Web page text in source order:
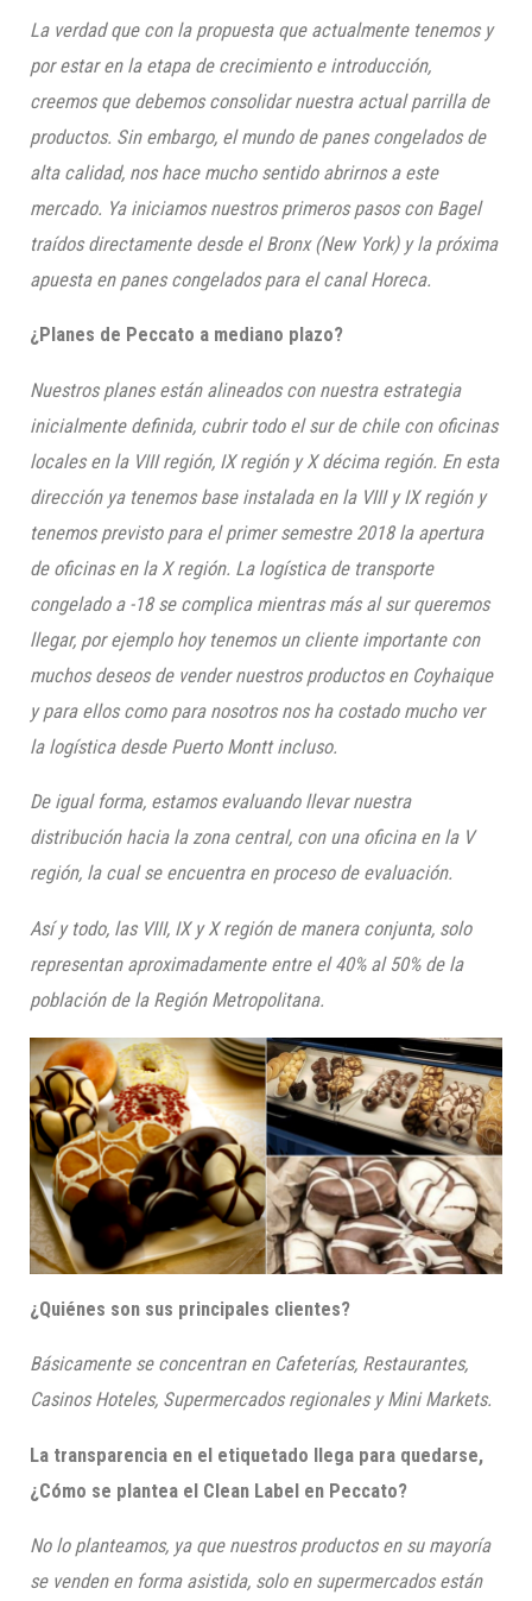
La verdad que con la propuesta que actualmente tenemos y
por estar en la etapa de crecimiento e introducción,
creemos que debemos consolidar nuestra actual parrilla de
productos. Sin embargo, el mundo de panes congelados de
alta calidad, nos hace mucho sentido abrirnos a este
mercado. Ya iniciamos nuestros primeros pasos con Bagel
traídos directamente desde el Bronx (New York) y la próxima
apuesta en panes congelados para el canalHoreca.
¿Planes de Peccato a mediano plazo?
Nuestros planes están alineados con nuestra estrategia
inicialmente definida, cubrir todo el sur de chile con oficinas
locales en la VIII región, IX región y X décima región. En esta
dirección ya tenemos base instalada en la VIII y IX región y
tenemos previsto para el primer semestre 2018 la apertura
de oficinas en la X región. La logística de transporte
congelado a -18 se complica mientras más al sur queremos
llegar, por ejemplo hoy tenemos un cliente importante con
muchos deseos de vender nuestros productos en Coyhaique
y para ellos como para nosotros nos ha costado mucho ver
la logística desde Puerto Montt incluso.
De igual forma, estamos evaluando llevar nuestra
distribución hacia la zona central, con una oficina en la V
región, la cual se encuentra en proceso de evaluación.
Así y todo, las VIII, IX y X región de manera conjunta, solo
representan aproximadamente entre el 40% al 50% de la
población de la Región Metropolitana.
¿Quiénes son sus principales clientes?
Básicamente se concentran en Cafeterías, Restaurantes,
Casinos Hoteles, Supermercados regionales y MiniMarkets.
La transparencia en el etiquetado llega para quedarse,
¿Cómo se plantea el Clean Label en Peccato?
No lo planteamos, ya que nuestros productos en su mayoría
se venden en forma asistida, solo en supermercados están